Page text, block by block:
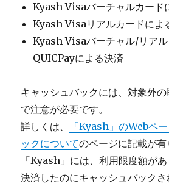
Kyash Visaバーチャルカード
Kyash Visaリアルカードによ
Kyash Visaバーチャル/リアル
QUICPayによる決済
キャッシュバックには、対象外
で注意が必要です。
詳しくは、
「Kyash」のWebペ
ックについてのページに記載が有
「Kyash」には、利用限度額が
決済したのにキャッシュバック